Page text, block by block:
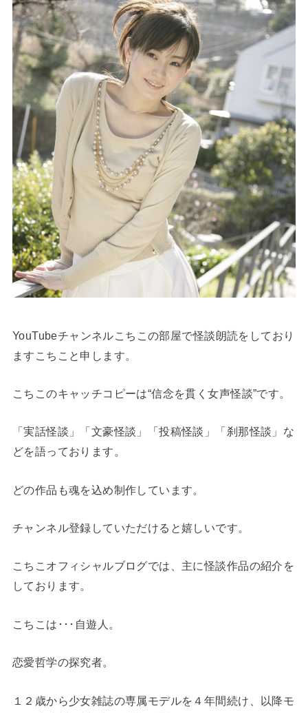
YouTubeチャンネルこちこの部屋で怪談朗読をしており
ますこちこと申します。
こちこのキャッチコピーは“信念を貫く女声怪談”です。
「実話怪談」「文豪怪談」「投稿怪談」「刹那怪談」な
どを語っております。
どの作品も魂を込め制作しています。
チャンネル登録していただけると嬉しいです。
こちこオフィシャルブログでは、主に怪談作品の紹介を
しております。
こちこは･･･自遊人。
恋愛哲学の探究者。
１２歳から少女雑誌の専属モデルを４年間続け、以降モ